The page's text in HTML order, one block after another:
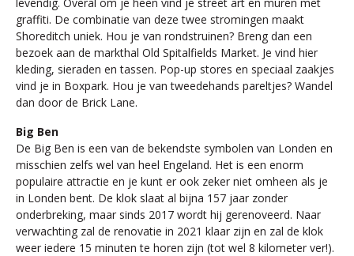
graffiti. De combinatie van deze twee stromingen maakt
Shoreditch uniek. Hou je van rondstruinen? Breng dan een
bezoek aan de markthal Old Spitalfields Market. Je vind hier
kleding, sieraden en tassen. Pop-up stores en speciaal zaakjes
vind je in Boxpark. Hou je van tweedehands pareltjes? Wandel
dan door de Brick Lane.
Big Ben
De Big Ben is een van de bekendste symbolen van Londen en
misschien zelfs wel van heel Engeland. Het is een enorm
populaire attractie en je kunt er ook zeker niet omheen als je
in Londen bent. De klok slaat al bijna 157 jaar zonder
onderbreking, maar sinds 2017 wordt hij gerenoveerd. Naar
verwachting zal de renovatie in 2021 klaar zijn en zal de klok
weer iedere 15 minuten te horen zijn (tot wel 8 kilometer ver!).